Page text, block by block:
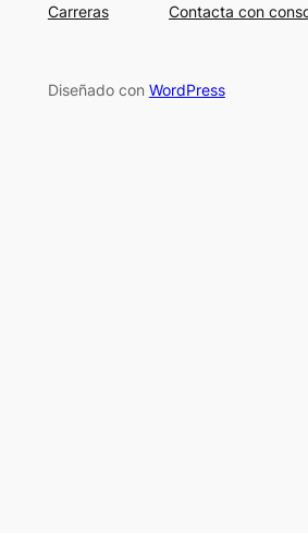
Carreras
Contacta con
Diseñado con WordPress